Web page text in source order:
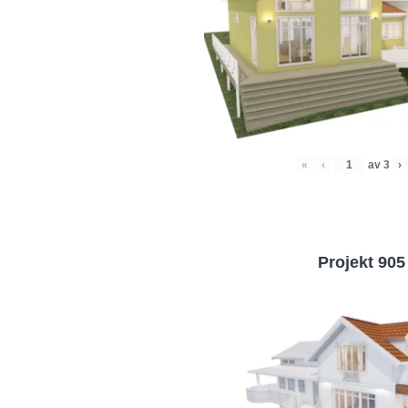
« ‹ av 3 ›
Projekt 905